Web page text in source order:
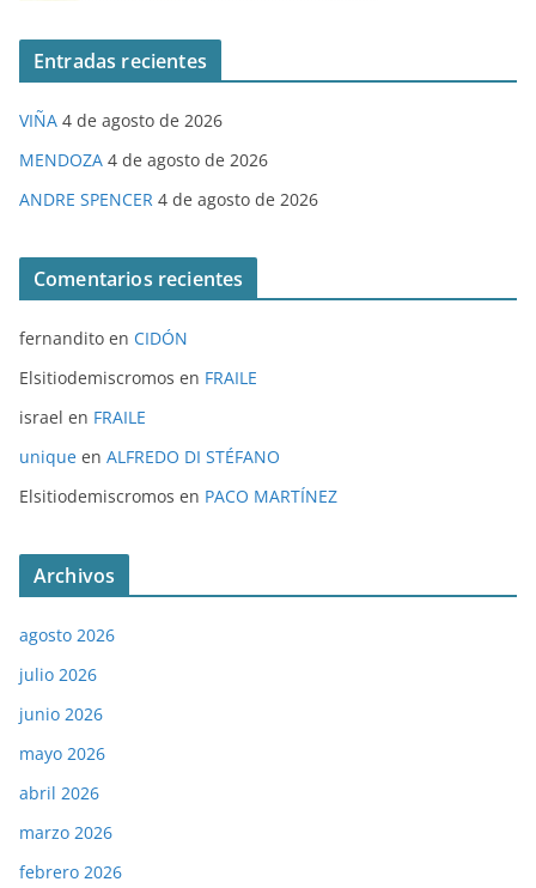
Entradas recientes
VIÑA 4 de agosto de 2026
MENDOZA 4 de agosto de 2026
ANDRE SPENCER 4 de agosto de 2026
Comentarios recientes
fernandito en CIDÓN
Elsitiodemiscromos en FRAILE
israel en FRAILE
unique en ALFREDO DI STÉFANO
Elsitiodemiscromos en PACO MARTÍNEZ
Archivos
agosto 2026
julio 2026
junio 2026
mayo 2026
abril 2026
marzo 2026
febrero 2026